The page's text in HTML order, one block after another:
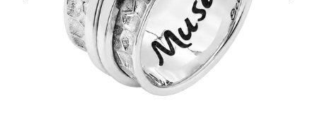
ул. Народная, д.8
МОСКВА, БУТИК
САНКТ-ПЕТЕРБУРГ, БУТИК